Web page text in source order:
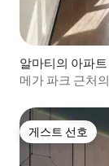
알마티의 아파트
메가 파크 근처
게스트 선호
게스트 선호